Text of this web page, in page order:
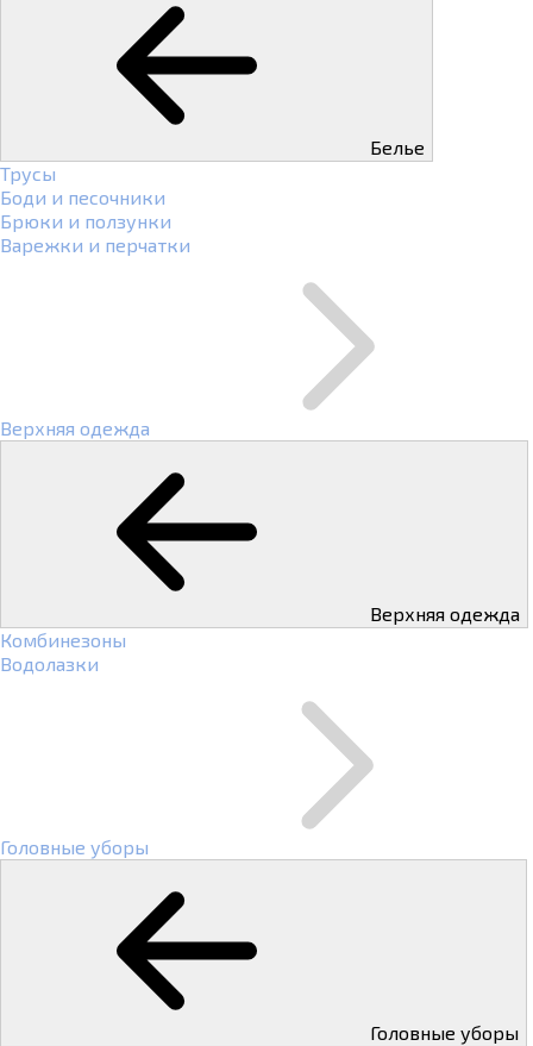
Белье
Трусы
Боди и песочники
Брюки и ползунки
Варежки и перчатки
Верхняя одежда
Верхняя одежда
Комбинезоны
Водолазки
Головные уборы
Головные уборы